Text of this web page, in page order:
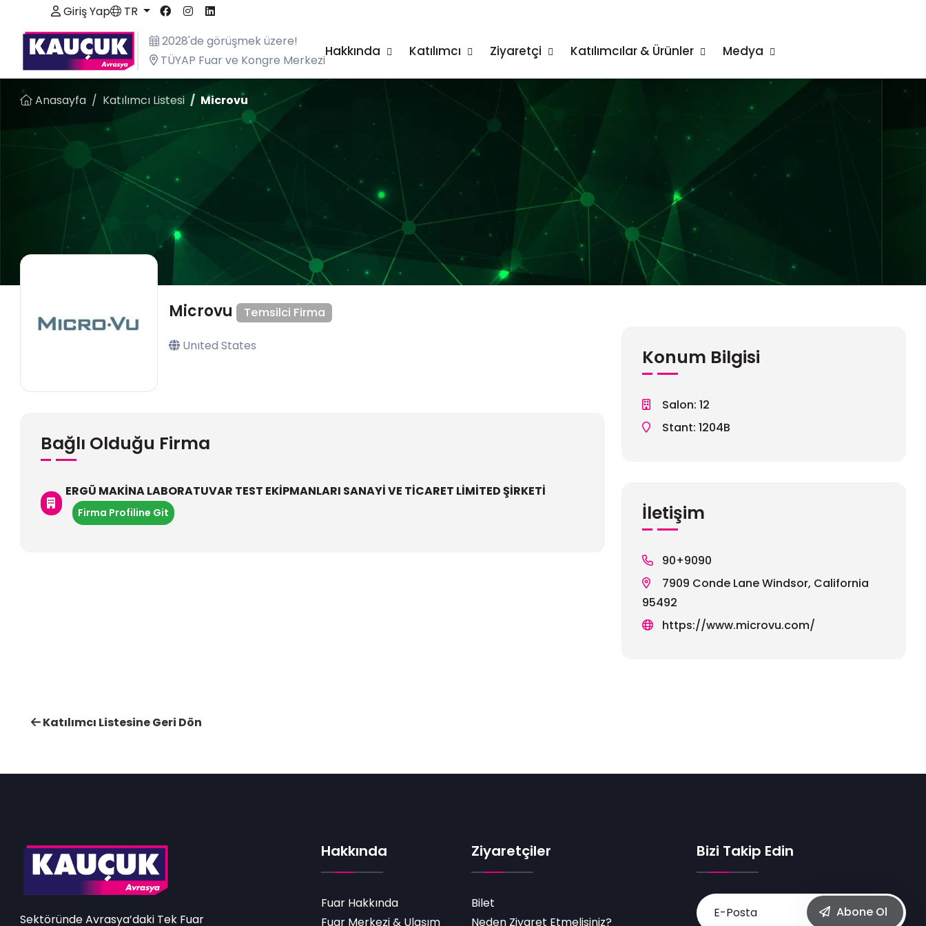
Giriş Yap
TR
2028'de görüşmek üzere!
TÜYAP Fuar ve Kongre Merkezi
Hakkında Katılımcı Ziyaretçi Katılımcılar & Ürünler Medya
Anasayfa Katılımcı Listesi Microvu
Microvu Temsilci Firma
Unıted States
Bağlı Olduğu Firma
ERGÜ MAKİNA LABORATUVAR TEST EKİPMANLARI SANAYİ VE TİCARET LİMİTED ŞİRKETİ
Firma Profiline Git
Konum Bilgisi
Salon: 12
Stant: 1204B
İletişim
90+9090
7909 Conde Lane Windsor, California
95492
https://www.microvu.com/
Katılımcı Listesine Geri Dön
Sektöründe Avrasya’daki Tek Fuar
Hakkında
Fuar Hakkında
Fuar Merkezi & Ulaşım
Ziyaretçiler
Bilet
Neden Ziyaret Etmelisiniz?
Bizi Takip Edin
Abone Ol